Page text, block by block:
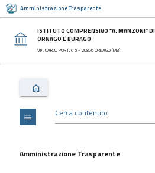
Amministrazione Trasparente
ISTITUTO COMPRENSIVO “A. MANZONI” DI
ORNAGO E BURAGO
VIA CARLO PORTA, 6 - 20876 ORNAGO (MB)
Sezioni
Disposizioni
Generali
Consulenti
collaboratori
Bandi
menu
Amministrazione Trasparente